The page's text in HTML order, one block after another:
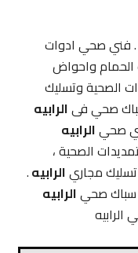
صحي ادوات
واحواض
وتسليك
صحي فىالرابيه
صحيالرابيه
الصحية ،
مجاريالرابيه.
صحيالرابيه